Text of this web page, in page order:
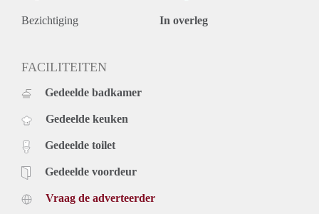
Bezichtiging In overleg
FACILITEITEN
Gedeelde badkamer
Gedeelde keuken
Gedeelde toilet
Gedeelde voordeur
Vraag de adverteerder